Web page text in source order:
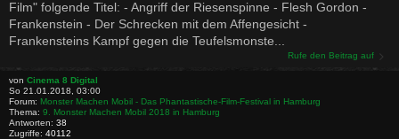
Film" folgende Titel: - Angriff der Riesenspinne - Flesh Gordon -
Frankenstein - Der Schrecken mit dem Affengesicht -
Frankensteins Kampf gegen die Teufelsmonste...
Rufe den Beitrag auf
von Cinema 8 Digital
So 21.01.2018, 03:00
Forum: Monster Machen Mobil - Das Phantastische-Film-Festival in Hamburg
Thema: 9. Monster Machen Mobil 2018 in Hamburg
Antworten: 38
Zugriffe: 40112